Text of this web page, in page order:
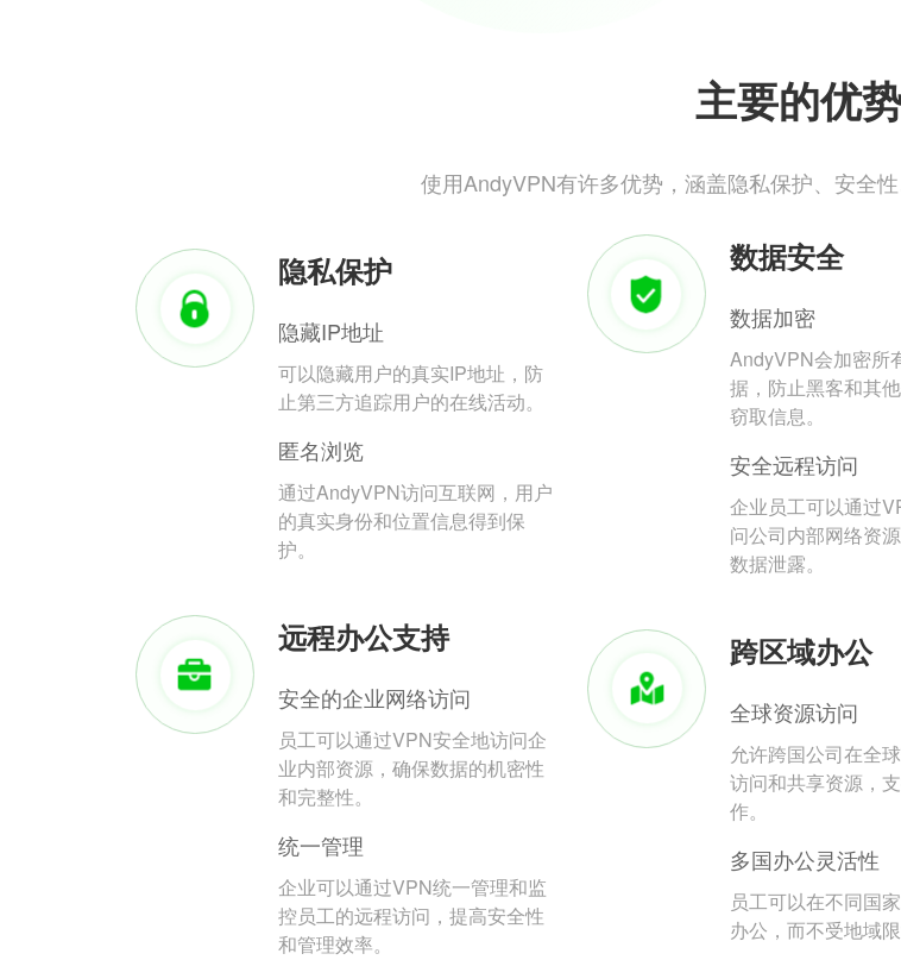
主要的优
使用AndyVPN有许多优势，涵盖隐私保护、安全
隐私保护
隐藏IP地址
可以隐藏用户的真实IP地址，防
止第三方追踪用户的在线活动。
匿名浏览
通过AndyVPN访问互联网，用户
的真实身份和位置信息得到保
护。
数据安全
数据加密
AndyVPN会加密所
据，防止黑客和其
窃取信息。
安全远程访问
企业员工可以通过
问公司内部网络资
数据泄露。
远程办公支持
安全的企业网络访问
员工可以通过VPN安全地访问企
业内部资源，确保数据的机密性
和完整性。
统一管理
企业可以通过VPN统一管理和监
控员工的远程访问，提高安全性
和管理效率。
跨区域办公
全球资源访问
允许跨国公司在全
访问和共享资源，
作。
多国办公灵活性
员工可以在不同国
办公，而不受地域限